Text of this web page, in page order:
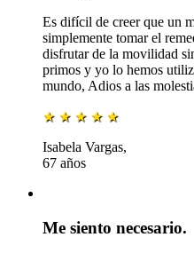
Es difícil de creer que un
simplemente tomar el
disfrutar de la movilidad
primos y yo lo hemos
mundo, Adios a las
★ ★ ★ ★ ★
Isabela Vargas,
67 años
Me siento necesario.